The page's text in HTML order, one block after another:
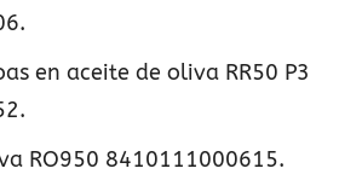
en aceite de oliva RR50 P3
RO950 8410111000615.